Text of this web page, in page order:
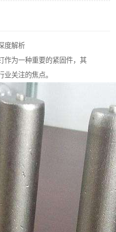
度解析
作为一种重要的紧固件，其
关注的焦点。